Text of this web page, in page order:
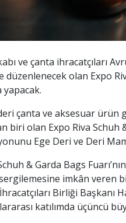
ve çanta ihracatçıları
olan Expo
yapacak.
çanta ve aksesuar ürün
biri olan Expo Riva Schuh
Ege Deri ve Deri
& Garda Bags
imkân veren
Birliği Başkanı
katılımda üçüncü